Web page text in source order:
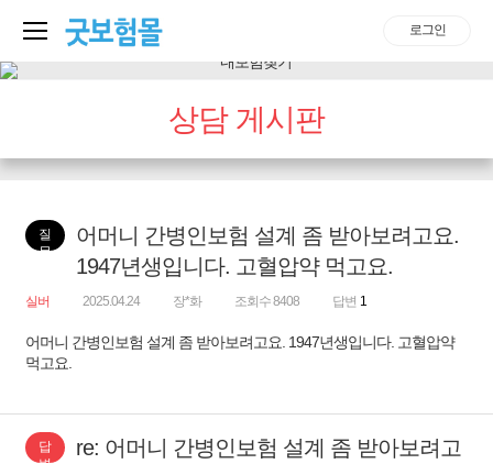
로그인
상담 게시판
질
문
어머니 간병인보험 설계 좀 받아보려고요.
1947년생입니다. 고혈압약 먹고요.
실버 2025.04.24 장*화 조회수 8408 답변 1
어머니 간병인보험 설계 좀 받아보려고요. 1947년생입니다. 고혈압약
먹고요.
답
re: 어머니 간병인보험 설계 좀 받아보려고